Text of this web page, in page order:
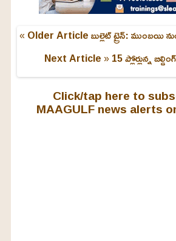
« Older Articleబుల్లెట్‌ ట్రైన్‌: ముంబయి
Next Article »15 ప్లోర్లున్న
Click/tap here to
MAAGULF news alerts